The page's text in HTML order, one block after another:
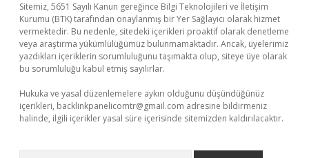
Sitemiz, 5651 Sayılı Kanun gereğince Bilgi Teknolojileri ve İletişim
Kurumu (BTK) tarafından onaylanmış bir Yer Sağlayıcı olarak hizmet
vermektedir. Bu nedenle, sitedeki içerikleri proaktif olarak denetleme
veya araştırma yükümlülüğümüz bulunmamaktadır. Ancak, üyelerimiz
yazdıkları içeriklerin sorumluluğunu taşımakta olup, siteye üye olarak
bu sorumluluğu kabul etmiş sayılırlar.
Hukuka ve yasal düzenlemelere aykırı olduğunu düşündüğünüz
içerikleri, backlinkpanelicomtr@gmail.com adresine bildirmeniz
halinde, ilgili içerikler yasal süre içerisinde sitemizden kaldırılacaktır.